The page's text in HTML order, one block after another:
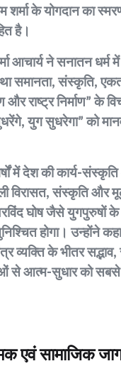
शर्मा के योगदान का
है।
आचार्य ने सनातन धर्म
समानता, संस्कृति,
और राष्ट्र निर्माण” के
युग सुधरेगा” को
में देश की कार्य-
विरासत, संस्कृति और
घोष जैसे युगपुरुषों
होगा। उन्होंने
व्यक्ति के भीतर
से आत्म-सुधार को
एवं सामाजिक